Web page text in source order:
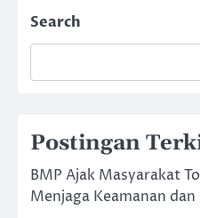
Search
Postingan
BMP Ajak Masyarakat
Menjaga Keamanan